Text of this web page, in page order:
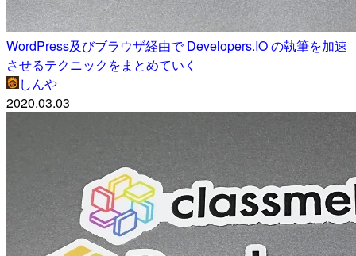
WordPress及びブラウザ経由で Developers.IO の執筆を加速
させるテクニックをまとめていく
しんや
2020.03.03